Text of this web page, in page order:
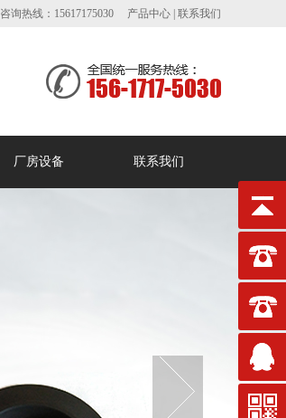
咨询热线：15617175030 产品中心 联系我们
厂房设备 联系我们